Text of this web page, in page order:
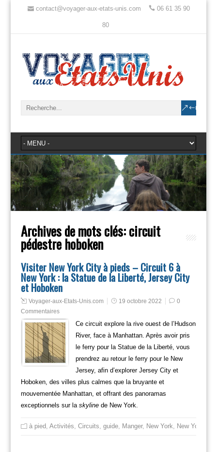
contact@voyager-aux-etats-unis.com 06 61 35 90
80
Archives de mots clés:circuit
pédestre hoboken
Visiter New York City à pieds – Circuit 6 à
New York : la Statue de la Liberté, Jersey City
et Hoboken
Voyager-aux-Etats-Unis.com 19 octobre 2022
0
Commentaires
Ce circuit explore la rive ouest de l’Hudson
River, face à Manhattan. Après avoir pris
le ferry pour la Statue de la Liberté, vous
prendrez au retour le ferry pour le New
Jersey, afin d’explorer Jersey City et
Hoboken, des villes plus calmes que la bruyante et
mouvementée Manhattan, et offrant des panoramas
exceptionnels sur la skylinede New York.
à pied Activités Circuits guide, Manger, New York New York City